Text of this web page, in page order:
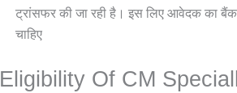
ट्रांसफर की जा रही है। इस लिए आवेदक का
चाहिए
Eligibility Of CM